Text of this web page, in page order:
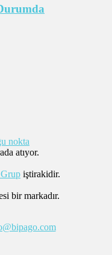
atıyor.
iştirakidir.
bir markadır.